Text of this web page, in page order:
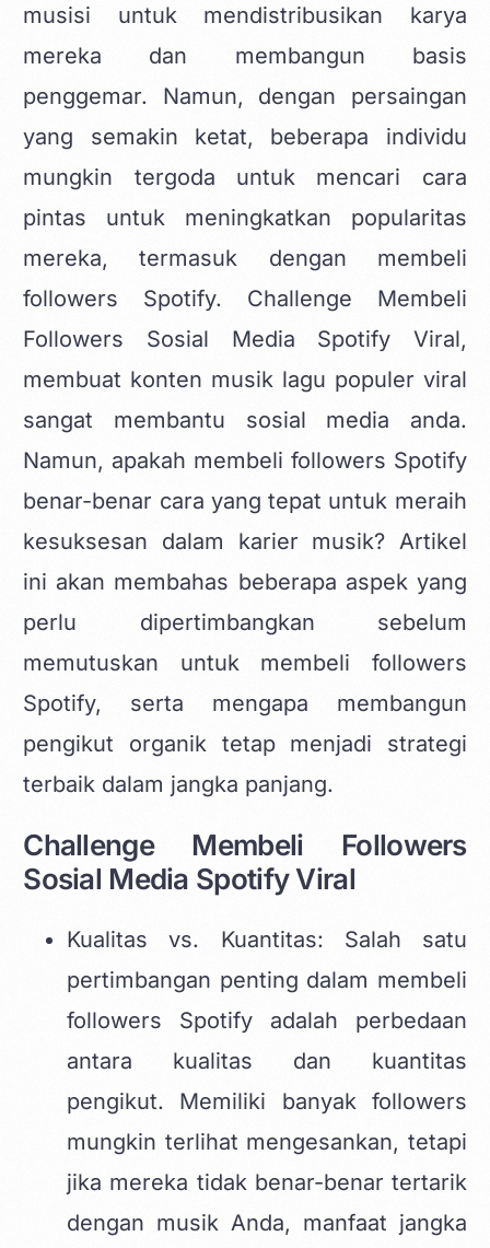
musisi untuk mendistribusikan karya
mereka dan membangun basis
penggemar. Namun, dengan persaingan
yang semakin ketat, beberapa individu
mungkin tergoda untuk mencari cara
pintas untuk meningkatkan popularitas
mereka, termasuk dengan membeli
followers Spotify. Challenge Membeli
Followers Sosial Media Spotify Viral,
membuat konten musik lagu populer viral
sangat membantu sosial media anda.
Namun, apakah membeli followers Spotify
benar-benar cara yang tepat untuk meraih
kesuksesan dalam karier musik? Artikel
ini akan membahas beberapa aspek yang
perlu dipertimbangkan sebelum
memutuskan untuk membeli followers
Spotify, serta mengapa membangun
pengikut organik tetap menjadi strategi
terbaik dalam jangka panjang.
Challenge Membeli Followers
Sosial Media Spotify Viral
Kualitas vs. Kuantitas: Salah satu
pertimbangan penting dalam membeli
followers Spotify adalah perbedaan
antara kualitas dan kuantitas
pengikut. Memiliki banyak followers
mungkin terlihat mengesankan, tetapi
jika mereka tidak benar-benar tertarik
dengan musik Anda, manfaat jangka